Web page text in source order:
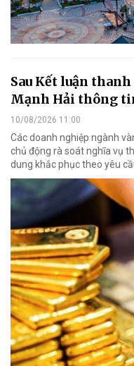
Sau Kết luận
Mạnh Hải thông
10/08/2026 11:00
Các doanh nghiệp ngành
chủ động rà soát nghĩa vụ
dung khắc phục theo yêu